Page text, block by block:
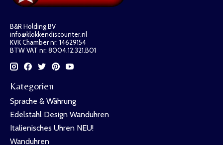
B&R Holding BV
info@klokkendiscounter.nl
KVK Chamber nr: 14629154
BTW VAT nr: 8004.12.321.B01
Kategorien
Sprache & Währung
Edelstahl Design Wanduhren
Italienisches Uhren NEU!
Wanduhren